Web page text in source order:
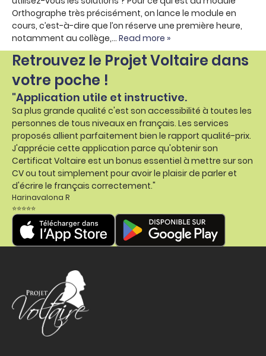
Orthographe très précisément, on lance le module en
cours, c’est-à-dire que l’on réserve une première heure,
notamment au collège,… Read more »
Retrouvez le Projet Voltaire dans
votre poche !
"Application utile et instructive.
Sa plus grande qualité c'est son accessibilité à toutes les
personnes de tous niveaux en français. Les services
proposés allient parfaitement bien le rapport qualité-prix.
J'apprécie cette application parce qu'obtenir son
Certificat Voltaire est un bonus essentiel à mettre sur son
CV ou tout simplement pour avoir le plaisir de parler et
d'écrire le français correctement."
Harinavalona R
⭐⭐⭐⭐⭐